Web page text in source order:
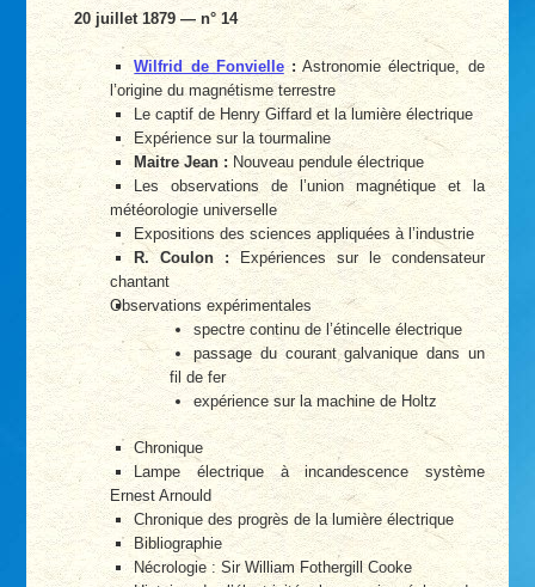
20 juillet 1879 — n° 14
Wilfrid de Fonvielle: Astronomie électrique, de
l’origine du magnétisme terrestre
Le captif de Henry Giffard et la lumière électrique
Expérience sur la tourmaline
Maitre Jean : Nouveau pendule électrique
Les observations de l’union magnétique et la
météorologie universelle
Expositions des sciences appliquées à l’industrie
R. Coulon : Expériences sur le condensateur
chantant
Observations expérimentales
spectre continu de l’étincelle électrique
passage du courant galvanique dans un
fil de fer
expérience sur la machine de Holtz
Chronique
Lampe électrique à incandescence système
Ernest Arnould
Chronique des progrès de la lumière électrique
Bibliographie
Nécrologie : Sir William Fothergill Cooke